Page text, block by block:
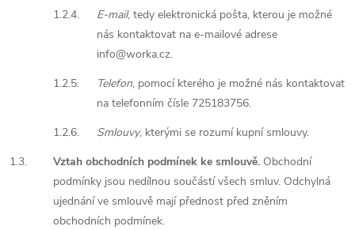
1.2.4.
E-mail, tedy elektronická pošta, kterou je možné
nás kontaktovat na e-mailové adrese
info@worka.cz.
1.2.5.
Telefon, pomocí kterého je možné nás kontaktovat
na telefonním čísle 725183756.
1.2.6.
Smlouvy, kterými se rozumí kupní smlouvy.
1.3.
Vztah obchodních podmínek ke smlouvě. Obchodní
podmínky jsou nedílnou součástí všech smluv. Odchylná
ujednání ve smlouvě mají přednost před zněním
obchodních podmínek.